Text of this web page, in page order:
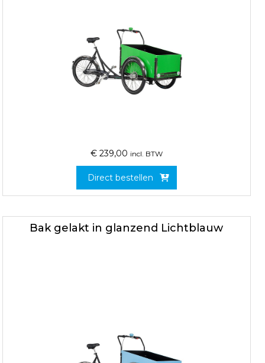
€ 239,00 incl. BTW
Direct bestellen
Bak gelakt in glanzend Lichtblauw